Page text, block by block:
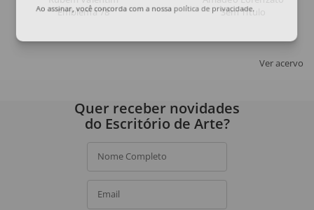
Emblema 78
Sem Título
Ver acervo
Ao assinar, você concorda com a nossapolítica de privacidade
Quer receber novidades
do Escritório de Arte?
Nome Completo
Email